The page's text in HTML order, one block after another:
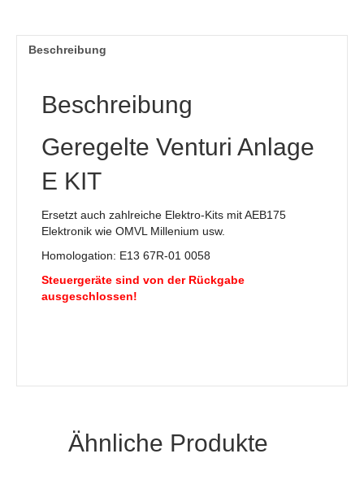
Beschreibung
Beschreibung
Geregelte Venturi Anlage
E KIT
Ersetzt auch zahlreiche Elektro-Kits mit AEB175
Elektronik wie OMVL Millenium usw.
Homologation: E13 67R-01 0058
Steuergeräte sind von der Rückgabe
ausgeschlossen!
Ähnliche Produkte